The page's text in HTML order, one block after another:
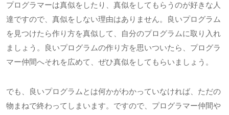
プログラマーは真似をしたり、真似をしてもらうのが好きな人
達ですので、真似をしない理由はありません。良いプログラム
を見つけたら作り方を真似して、自分のプログラムに取り入れ
ましょう。良いプログラムの作り方を思いついたら、プログラ
マー仲間へそれを広めて、ぜひ真似をしてもらいましょう。
でも、良いプログラムとは何かがわかっていなければ、ただの
物まねで終わってしまいます。ですので、プログラマー仲間や